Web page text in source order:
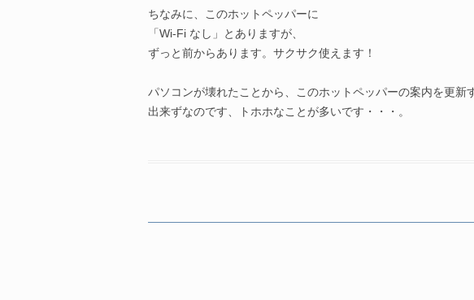
ちなみに、このホットペッパーに
「Wi-Fi なし」とありますが、
ずっと前からあります。サクサク使えます！
パソコンが壊れたことから、このホットペッパーの案内を更新
出来ずなのです、トホホなことが多いです・・・。